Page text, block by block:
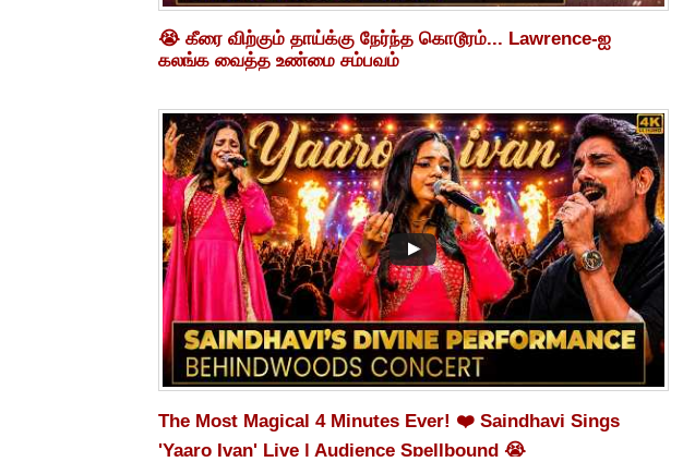
😭 கீரை விற்கும் தாய்க்கு நேர்ந்த கொடூரம்... Lawrence-ஐ
கலங்க வைத்த உண்மை சம்பவம்
The Most Magical 4 Minutes Ever! ❤️ Saindhavi Sings
'Yaaro Ivan' Live | Audience Spellbound 😭